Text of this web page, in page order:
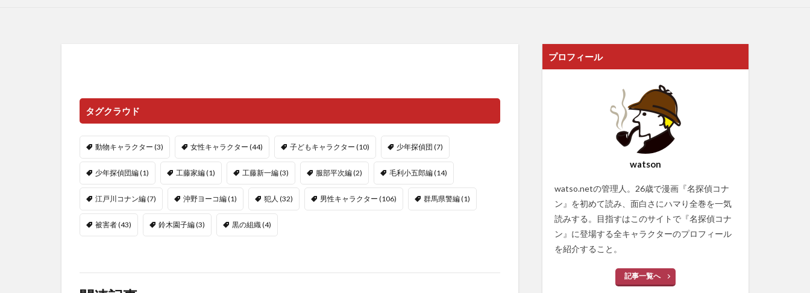
タグクラウド
動物キャラクター (3) 女性キャラクター (44) 子どもキャラクター (10) 少年探偵団 (7)
少年探偵団編(1) 工藤家編(1) 工藤新一編(3) 服部平次編(2) 毛利小五郎編(14)
江戸川コナン編(7) 沖野ヨーコ編(1) 犯人 (32) 男性キャラクター (106) 群馬県警編(1)
被害者(43) 鈴木園子編(3) 黒の組織 (4)
プロフィール
watson
watso.netの管理人。26歳で漫画『名探偵コナ
ン』を初めて読み、面白さにハマり全巻を一気
読みする。目指すはこのサイトで『名探偵コナ
ン』に登場する全キャラクターのプロフィール
を紹介すること。
記事一覧へ